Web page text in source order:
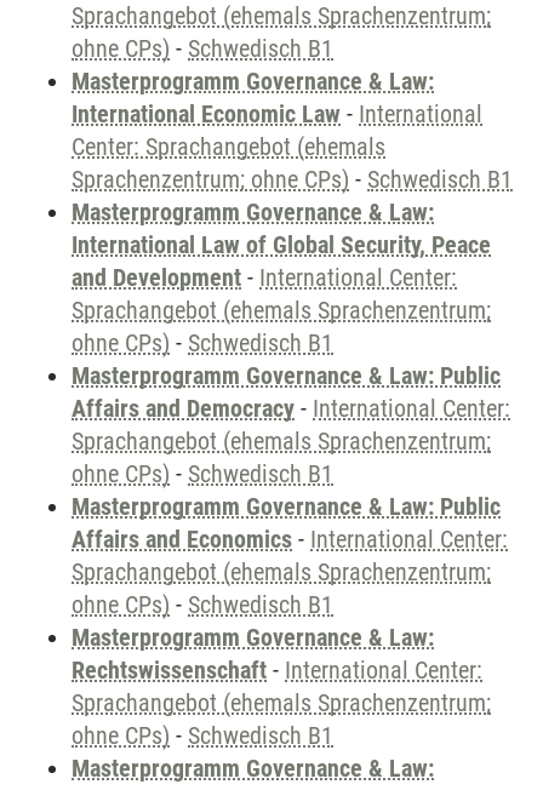
Sprachangebot (ehemals Sprachenzentrum;
ohne CPs) - Schwedisch B1
Masterprogramm Governance & Law:
International Economic Law - International
Center: Sprachangebot (ehemals
Sprachenzentrum; ohne CPs) - Schwedisch B1
Masterprogramm Governance & Law:
International Law of Global Security, Peace
and Development - International Center:
Sprachangebot (ehemals Sprachenzentrum;
ohne CPs) - Schwedisch B1
Masterprogramm Governance & Law: Public
Affairs and Democracy - International Center:
Sprachangebot (ehemals Sprachenzentrum;
ohne CPs) - Schwedisch B1
Masterprogramm Governance & Law: Public
Affairs and Economics - International Center:
Sprachangebot (ehemals Sprachenzentrum;
ohne CPs) - Schwedisch B1
Masterprogramm Governance & Law:
Rechtswissenschaft - International Center:
Sprachangebot (ehemals Sprachenzentrum;
ohne CPs) - Schwedisch B1
Masterprogramm Governance & Law: